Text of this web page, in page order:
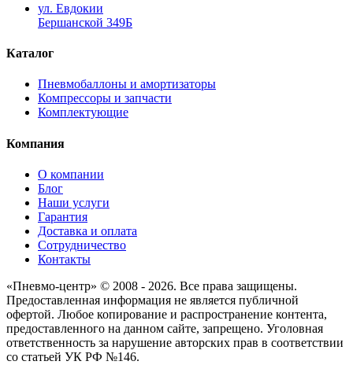
ул. Евдокии
Бершанской 349Б
Каталог
Пневмобаллоны и амортизаторы
Компрессоры и запчасти
Комплектующие
Компания
О компании
Блог
Наши услуги
Гарантия
Доставка и оплата
Сотрудничество
Контакты
«Пневмо-центр» © 2008 - 2026. Все права защищены.
Предоставленная информация не является публичной
офертой. Любое копирование и распространение контента,
предоставленного на данном сайте, запрещено. Уголовная
ответственность за нарушение авторских прав в соответствии
со статьей УК РФ №146.